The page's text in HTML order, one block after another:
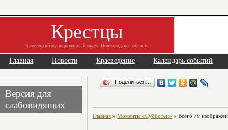
Крестцы
Крестецкий муниципальный округ Новгородская область
Главная Новости Краеведение Календарь событий
Версия для
слабовидящих
Поделиться…
Главная » Моменты «Субботеи» » Всего 70